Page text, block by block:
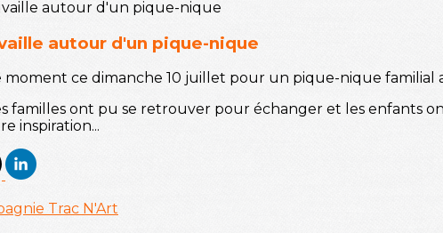
autour d'un pique-nique
moment ce dimanche 10 juillet pour un pique-nique familial
familles ont pu se retrouver pour échanger et les enfants
inspiration...